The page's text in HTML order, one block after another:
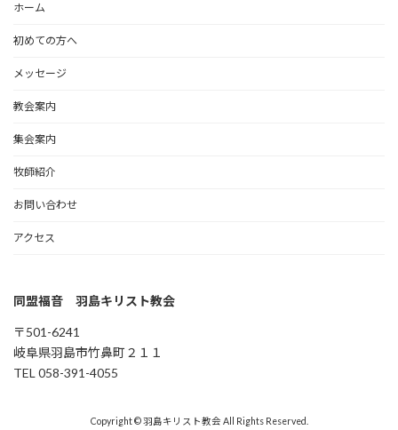
ホーム
初めての方へ
メッセージ
教会案内
集会案内
牧師紹介
お問い合わせ
アクセス
同盟福音 羽島キリスト教会
〒501-6241
岐阜県羽島市竹鼻町２１１
TEL 058-391-4055
Copyright © 羽島キリスト教会 All Rights Reserved.